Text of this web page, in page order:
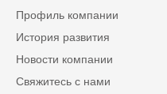
Профиль компании
История развития
Новости компании
Свяжитесь с нами